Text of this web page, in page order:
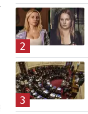
2
3